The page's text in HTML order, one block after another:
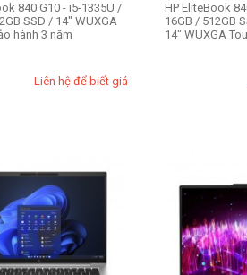
840 G10 - i5-1335U /
SSD / 14" WUXGA
hành 3 năm
Liên hệ để biết giá
HP EliteBook
16GB / 512GB
14" WUXGA